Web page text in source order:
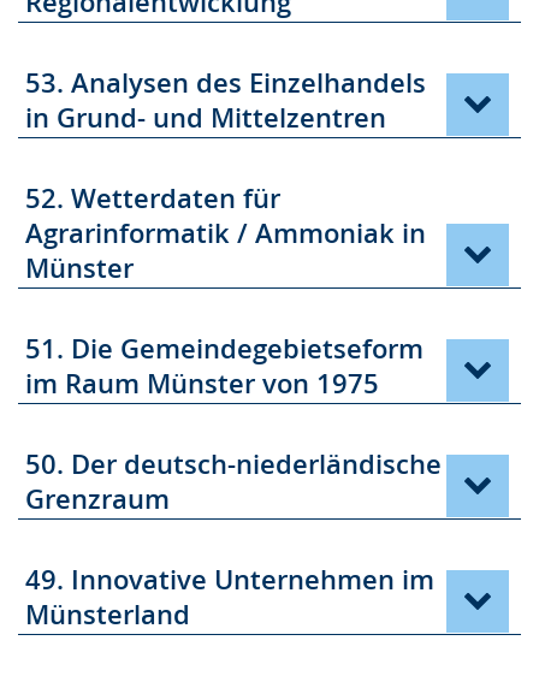
53. Analysen des Einzelhandels
in Grund- und Mittelzentren
52. Wetterdaten für
Agrarinformatik / Ammoniak in
Münster
51. Die Gemeindegebietseform
im Raum Münster von 1975
50. Der deutsch-niederländische
Grenzraum
49. Innovative Unternehmen im
Münsterland